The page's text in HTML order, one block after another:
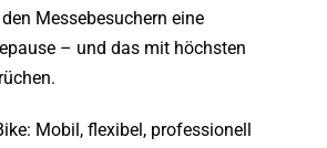
Messebesuchern eine
– und das mit höchsten
Mobil, flexibel, professionell